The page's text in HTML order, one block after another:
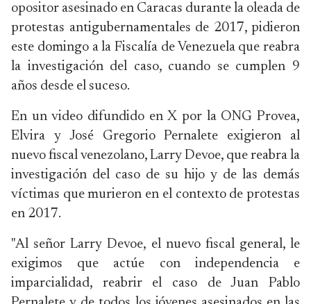
opositor asesinado en Caracas durante la oleada de
protestas antigubernamentales de 2017, pidieron
este domingo a la Fiscalía de Venezuela que reabra
la investigación del caso, cuando se cumplen 9
años desde el suceso.
En un video difundido en X por la ONG Provea,
Elvira y José Gregorio Pernalete exigieron al
nuevo fiscal venezolano, Larry Devoe, que reabra la
investigación del caso de su hijo y de las demás
víctimas que murieron en el contexto de protestas
en 2017.
"Al señor Larry Devoe, el nuevo fiscal general, le
exigimos que actúe con independencia e
imparcialidad, reabrir el caso de Juan Pablo